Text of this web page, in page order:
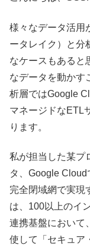
様々なデータ活用
ータレイク）と分
なケースもあると
なデータを動かす
析層ではGoogle
マネージドなETL
ります。
私が担当した某プ
タ、Google Cloud
完全閉域網で実現
は、100以上のイ
連携基盤において
使して「セキュア